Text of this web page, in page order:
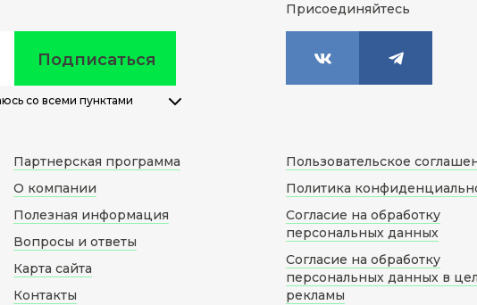
Подписаться
со всеми пунктами
Присоединяйтесь
Партнерская программа
О компании
Полезная информация
Вопросы и ответы
Карта сайта
Контакты
Пользовательское
Политика
Согласие на обработку
персональных данных
Согласие на обработку
персональных данных в
рекламы